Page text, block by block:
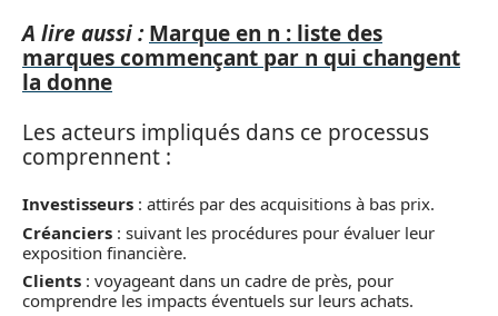
A lire aussi : Marque en n : liste des
marques commençant par n qui changent
la donne
Les acteurs impliqués dans ce processus
comprennent :
Investisseurs : attirés par des acquisitions à bas prix.
Créanciers : suivant les procédures pour évaluer leur
exposition financière.
Clients : voyageant dans un cadre de près, pour
comprendre les impacts éventuels sur leurs achats.